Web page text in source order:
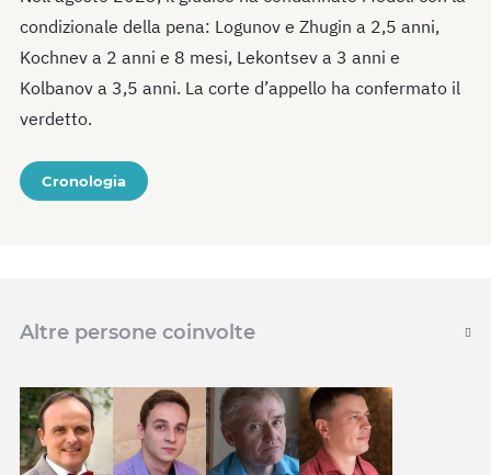
condizionale della pena: Logunov e Zhugin a 2,5 anni,
Kochnev a 2 anni e 8 mesi, Lekontsev a 3 anni e
Kolbanov a 3,5 anni. La corte d’appello ha confermato il
verdetto.
Cronologia
Altre persone coinvolte